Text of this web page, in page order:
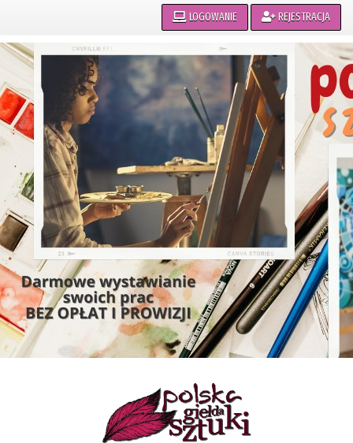
LOGOWANIE REJESTRACJA